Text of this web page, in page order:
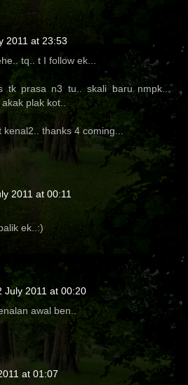
2011 at 23:53
tq.. t I follow ek...
tk prasa n3 tu.. skali baru nmpk...
plak kot..
kenal2.. thanks 4 coming...
2011 at 00:11
ek..:)
July 2011 at 00:20
awal ben..
at 01:07